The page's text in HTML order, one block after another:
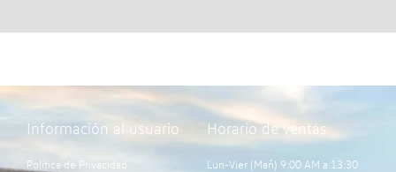
Información al usuario
Política de Privacidad
Horario de ventas
Lun-Vier (Mañ) 9:00 AM a 13:30